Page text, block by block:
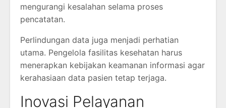
mengurangi kesalahan selama proses
pencatatan.
Perlindungan data juga menjadi perhatian
utama. Pengelola fasilitas kesehatan harus
menerapkan kebijakan keamanan informasi agar
kerahasiaan data pasien tetap terjaga.
Inovasi Pelayanan